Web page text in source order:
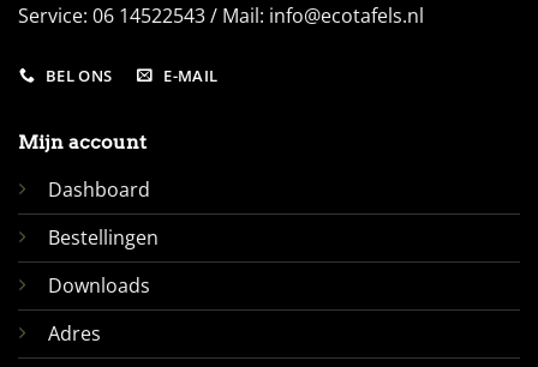
Service: 06 14522543 / Mail: info@ecotafels.nl
BEL ONS E-MAIL
Mijn account
Dashboard
Bestellingen
Downloads
Adres